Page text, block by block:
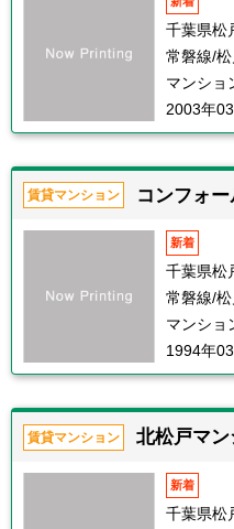
千葉県松
常磐線/
マンショ
2003年
賃貸マンション コンフォ
新着
千葉県松
常磐線/
マンショ
1994年
賃貸マンション 北松戸マ
新着
千葉県松